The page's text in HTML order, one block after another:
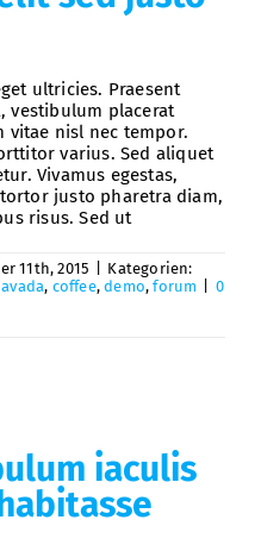
ultricies. Praesent
vestibulum placerat
vitae nisl nec tempor.
varius. Sed aliquet
Vivamus egestas,
justo pharetra diam,
risus. Sed ut
11th, 2015
Kategorien:
avada, coffee,demo,forum
0
iaculis